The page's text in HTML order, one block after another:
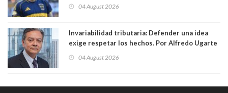
futbolista para trasladar cocaína
04 August 2026
Invariabilidad tributaria: Defender una idea
exige respetar los hechos. Por Alfredo Ugarte
04 August 2026